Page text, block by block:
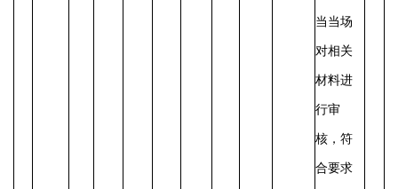
当当场
对相关
材料进
行审
核，符
合要求